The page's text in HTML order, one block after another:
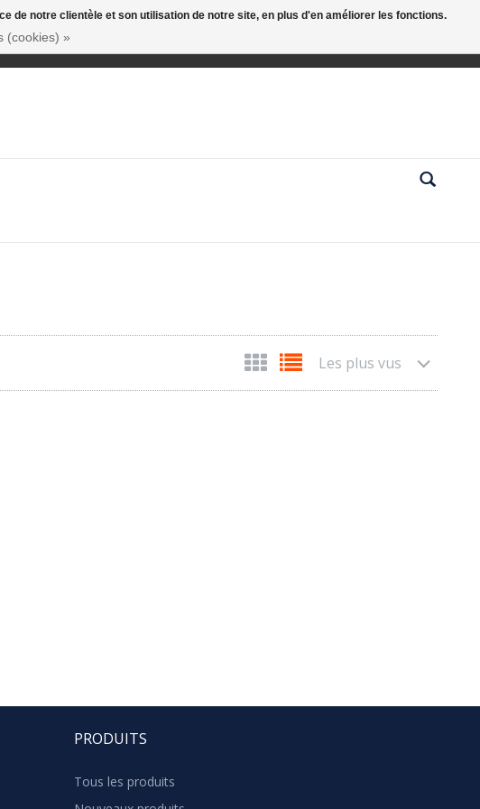
Les plus vus
PRODUITS
Tous les produits
de notre clientèle et son utilisation de notre site, en plus d'en améliorer les fonctions.
(cookies) »